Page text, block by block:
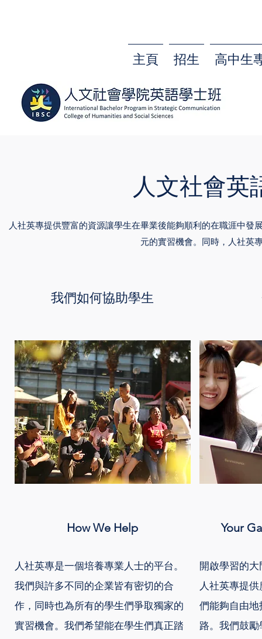
主頁 招生 高中生
人文社會英
人社英專提供豐富的資源讓學生在畢業後能夠順利的在職涯中
元的實習機會。同時，人社英
我們如何協助學生
How We Help
人社英專是一個培養專業人士的平台。
我們與許多不同的企業皆有密切的合
作，同時也為所有的學生們爭取獨家的
實習機會。我們希望能在學生們真正踏
Your
開啟學習的大
人社英專提
們能夠自由
路。我們鼓